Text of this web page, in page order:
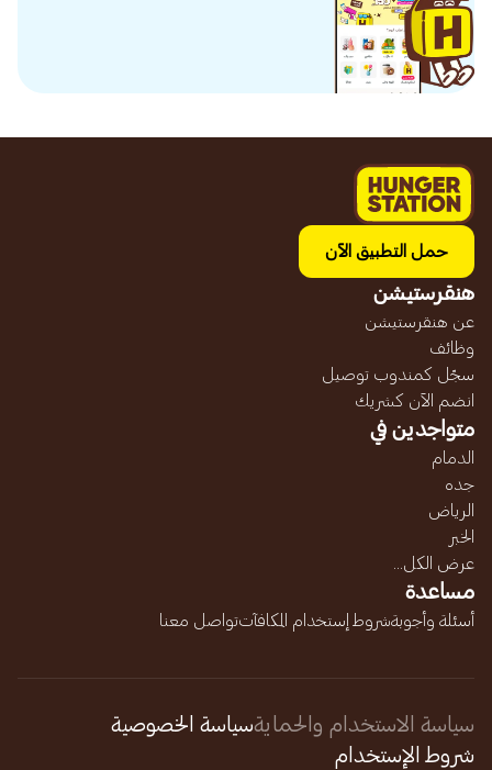
حمل التطبيق الآن
هنقرستيشن
عن هنقرستيشن
وظائف
سجّل كمندوب توصيل
انضم الآن كشريك
متواجدين في
الدمام
جده
الرياض
الخبر
عرض الكل...
مساعدة
أسئلة وأجوبةشروط إستخدام المكافآتتواصل معنا
سياسة الاستخدام والحمايةسياسة الخصوصية
شروط الإستخدام